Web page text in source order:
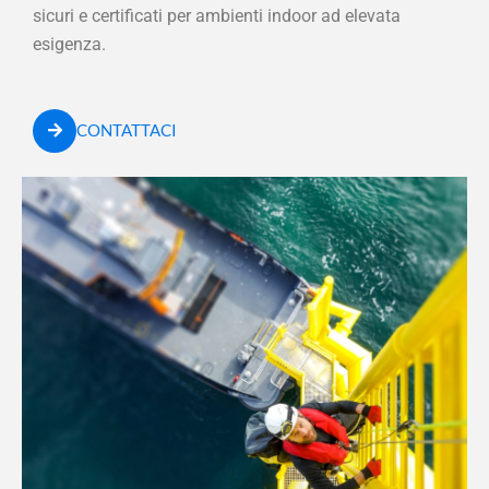
sicuri e certificati per ambienti indoor ad elevata
esigenza.
CONTATTACI